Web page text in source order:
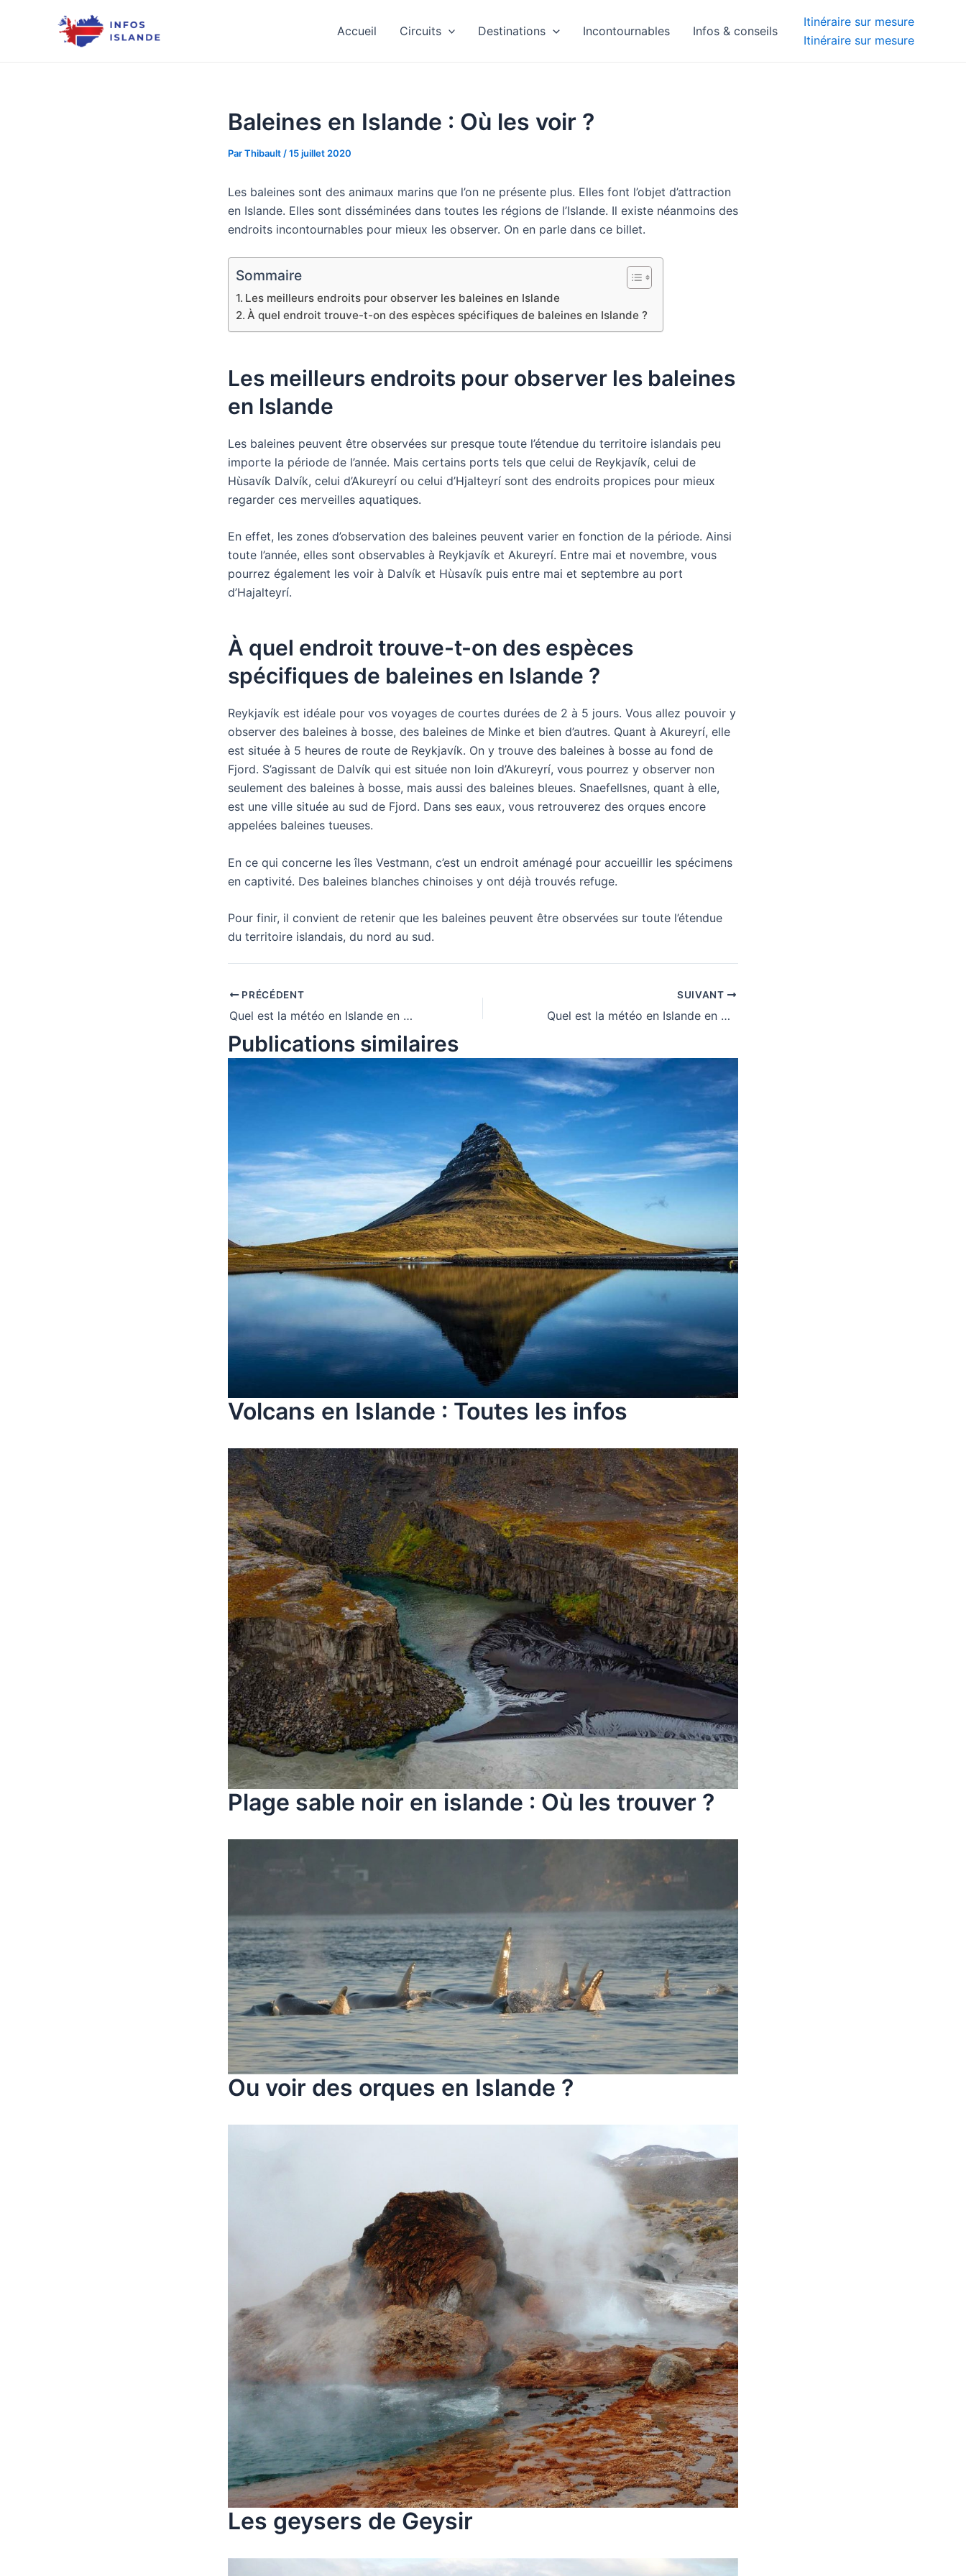
Accueil Circuits Destinations Incontournables Infos & conseils
Itinéraire sur mesure
Itinéraire sur mesure
Baleines en Islande : Où les voir ?
ParThibault /15 juillet 2020
Les baleines sont des animaux marins que l’on ne présente plus. Elles font l’objet d’attraction
en Islande. Elles sont disséminées dans toutes les régions de l’Islande. Il existe néanmoins des
endroits incontournables pour mieux les observer. On en parle dans ce billet.
Sommaire
Les meilleurs endroits pour observer les baleines en Islande
À quel endroit trouve-t-on des espèces spécifiques de baleines en Islande ?
Les meilleurs endroits pour observer les baleines
en Islande
Les baleines peuvent être observées sur presque toute l’étendue du territoire islandais peu
importe la période de l’année. Mais certains ports tels que celui de Reykjavík, celui de
Hùsavík Dalvík, celui d’Akureyrí ou celui d’Hjalteyrí sont des endroits propices pour mieux
regarder ces merveilles aquatiques.
En effet, les zones d’observation des baleines peuvent varier en fonction de la période. Ainsi
toute l’année, elles sont observables à Reykjavík et Akureyrí. Entre mai et novembre, vous
pourrez également les voir à Dalvík et Hùsavík puis entre mai et septembre au port
d’Hajalteyrí.
À quel endroit trouve-t-on des espèces
spécifiques de baleines en Islande ?
Reykjavík est idéale pour vos voyages de courtes durées de 2 à 5 jours. Vous allez pouvoir y
observer des baleines à bosse, des baleines de Minke et bien d’autres. Quant à Akureyrí, elle
est située à 5 heures de route de Reykjavík. On y trouve des baleines à bosse au fond de
Fjord. S’agissant de Dalvík qui est située non loin d’Akureyrí, vous pourrez y observer non
seulement des baleines à bosse, mais aussi des baleines bleues. Snaefellsnes, quant à elle,
est une ville située au sud de Fjord. Dans ses eaux, vous retrouverez des orques encore
appelées baleines tueuses.
En ce qui concerne les îles Vestmann, c’est un endroit aménagé pour accueillir les spécimens
en captivité. Des baleines blanches chinoises y ont déjà trouvés refuge.
Pour finir, il convient de retenir que les baleines peuvent être observées sur toute l’étendue
du territoire islandais, du nord au sud.
PRÉCÉDENT
Quel est la météo en Islande en Août ?
SUIVANT
Quel est la météo en Islande en Novembre ?
Publications similaires
Volcans en Islande : Toutes les infos
Plage sable noir en islande : Où les trouver ?
Ou voir des orques en Islande ?
Les geysers de Geysir